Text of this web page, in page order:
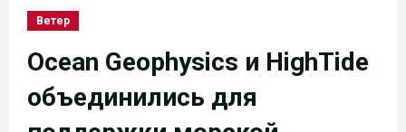
Ветер
Ocean Geophysics и HighTide
объединились для